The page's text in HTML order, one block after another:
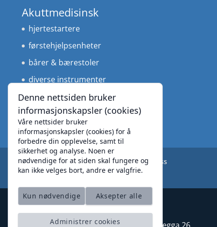
Akuttmedisinsk
hjertestartere
førstehjelpsenheter
bårer & bærestoler
diverse instrumenter
medisinteknisk utstyr
Produkter Leverandører
Om oss
Personvernerklæring
Denne nettsiden bruker
informasjonskapsler (cookies)
Våre nettsider bruker
informasjonskapsler (cookies) for å
forbedre din opplevelse, samt til
sikkerhet og analyse. Noen er
nødvendige for at siden skal fungere og
kan ikke velges bort, andre er valgfrie.
Kun nødvendige Aksepter alle
Administrer cookies